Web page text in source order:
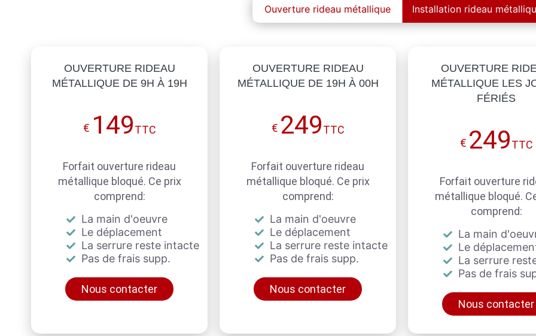
Ouverture rideau métallique Installation rideau
OUVERTURE RIDEAU
MÉTALLIQUE DE 9H À 19H
€ 149TTC
Forfait ouverture rideau
métallique bloqué. Ce prix
comprend:
La main d'oeuvre
Le déplacement
La serrure reste intacte
Pas de frais supp.
Nous contacter
OUVERTURE RIDEAU
MÉTALLIQUE DE 19H À 00H
€ 249TTC
Forfait ouverture rideau
métallique bloqué. Ce prix
comprend:
La main d'oeuvre
Le déplacement
La serrure reste intacte
Pas de frais supp.
Nous contacter
OUVERTURE
MÉTALLIQUE LES
FÉRIÉS
€ 249TTC
Forfait ouverture
métallique bloqué.
comprend:
La main
Le
La serrure
Pas de frais
Nous contacter